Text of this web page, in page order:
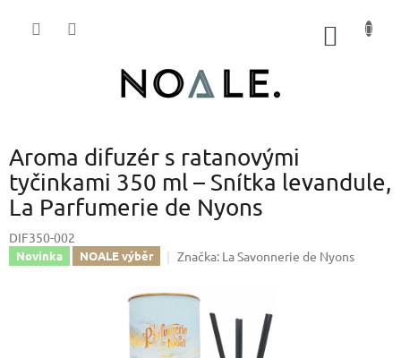
Aroma difuzér s ratanovými
tyčinkami 350 ml – Snítka levandule,
La Parfumerie de Nyons
DIF350-002
Novinka NOALE výběr Značka: La Savonnerie de Nyons